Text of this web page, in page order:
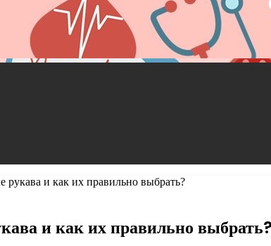
рукава и как их правильно выбрать?
и как их правильно